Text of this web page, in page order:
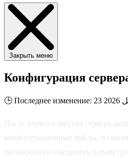
Закрыть меню
Конфигурация
🕒
После первого запуска сервера
конфигурационные файлы,
расширенную настройку